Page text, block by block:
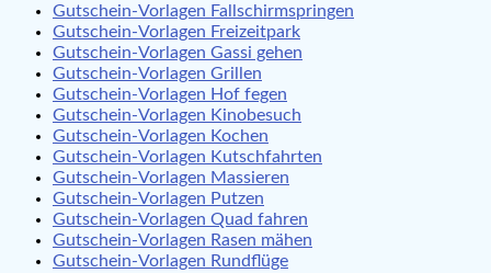
Gutschein-Vorlagen Fallschirmspringen
Gutschein-Vorlagen Freizeitpark
Gutschein-Vorlagen Gassi gehen
Gutschein-Vorlagen Grillen
Gutschein-Vorlagen Hof fegen
Gutschein-Vorlagen Kinobesuch
Gutschein-Vorlagen Kochen
Gutschein-Vorlagen Kutschfahrten
Gutschein-Vorlagen Massieren
Gutschein-Vorlagen Putzen
Gutschein-Vorlagen Quad fahren
Gutschein-Vorlagen Rasen mähen
Gutschein-Vorlagen Rundflüge